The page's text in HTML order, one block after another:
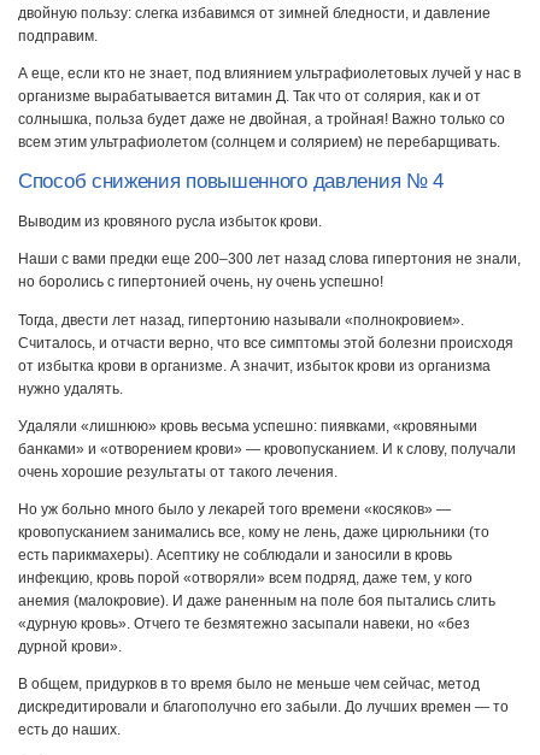
двойную пользу: слегка избавимся от зимней бледности, и давление
подправим.
А еще, если кто не знает, под влиянием ультрафиолетовых лучей у нас в
организме вырабатывается витамин Д. Так что от солярия, как и от
солнышка, польза будет даже не двойная, а тройная! Важно только со
всем этим ультрафиолетом (солнцем и солярием) не перебарщивать.
Способ снижения повышенного давления № 4
Выводим из кровяного русла избыток крови.
Наши с вами предки еще 200–300 лет назад слова гипертония не знали,
но боролись с гипертонией очень, ну очень успешно!
Тогда, двести лет назад, гипертонию называли «полнокровием».
Считалось, и отчасти верно, что все симптомы этой болезни происходя
от избытка крови в организме. А значит, избыток крови из организма
нужно удалять.
Удаляли «лишнюю» кровь весьма успешно: пиявками, «кровяными
банками» и «отворением крови» — кровопусканием. И к слову, получали
очень хорошие результаты от такого лечения.
Но уж больно много было у лекарей того времени «косяков» —
кровопусканием занимались все, кому не лень, даже цирюльники (то
есть парикмахеры). Асептику не соблюдали и заносили в кровь
инфекцию, кровь порой «отворяли» всем подряд, даже тем, у кого
анемия (малокровие). И даже раненным на поле боя пытались слить
«дурную кровь». Отчего те безмятежно засыпали навеки, но «без
дурной крови».
В общем, придурков в то время было не меньше чем сейчас, метод
дискредитировали и благополучно его забыли. До лучших времен — то
есть до наших.